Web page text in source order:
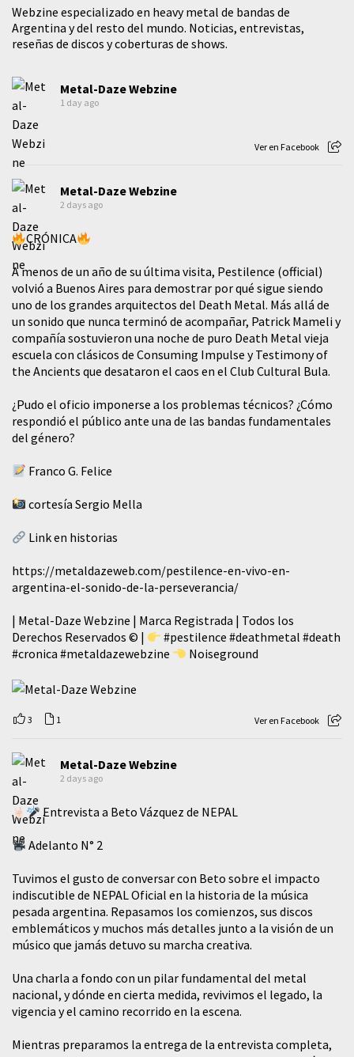
Webzine especializado en heavy metal de bandas de
Argentina y del resto del mundo. Noticias, entrevistas,
reseñas de discos y coberturas de shows.
Metal-Daze Webzine
1 day ago
Ver en Facebook
Metal-Daze Webzine
2 days ago
CRÓNICA
A menos de un año de su última visita, Pestilence (official)
volvió a Buenos Aires para demostrar por qué sigue siendo
uno de los grandes arquitectos del Death Metal. Más allá de
un sonido que nunca terminó de acompañar, Patrick Mameli y
compañía sostuvieron una noche de puro Death Metal vieja
escuela con clásicos de Consuming Impulse y Testimony of
the Ancients que desataron el caos en el Club Cultural Bula.
¿Pudo el oficio imponerse a los problemas técnicos? ¿Cómo
respondió el público ante una de las bandas fundamentales
del género?
Franco G. Felice
cortesía Sergio Mella
Link en historias
https://metaldazeweb.com/pestilence-en-vivo-en-
argentina-el-sonido-de-la-perseverancia/
| Metal-Daze Webzine | Marca Registrada | Todos los
Derechos Reservados © |
#pestilence #deathmetal #death
#cronica #metaldazewebzine Noiseground
3 1 Ver en Facebook
Metal-Daze Webzine
2 days ago
Entrevista a Beto Vázquez de NEPAL
Adelanto N° 2
Tuvimos el gusto de conversar con Beto sobre el impacto
indiscutible de NEPAL Oficial en la historia de la música
pesada argentina. Repasamos los comienzos, sus discos
emblemáticos y muchos más detalles junto a la visión de un
músico que jamás detuvo su marcha creativa.
​Una charla a fondo con un pilar fundamental del metal
nacional, y dónde en cierta medida, revivimos el legado, la
vigencia y el camino recorrido en la escena.
Mientras preparamos la entrega de la entrevista completa,